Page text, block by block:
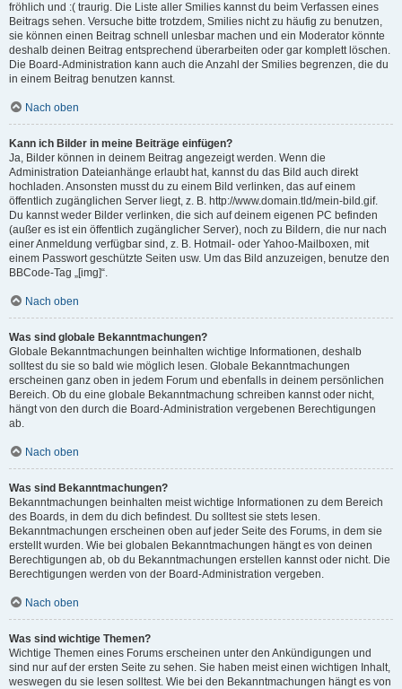
fröhlich und :( traurig. Die Liste aller Smilies kannst du beim Verfassen eines
Beitrags sehen. Versuche bitte trotzdem, Smilies nicht zu häufig zu benutzen,
sie können einen Beitrag schnell unlesbar machen und ein Moderator könnte
deshalb deinen Beitrag entsprechend überarbeiten oder gar komplett löschen.
Die Board-Administration kann auch die Anzahl der Smilies begrenzen, die du
in einem Beitrag benutzen kannst.
Nach oben
Kann ich Bilder in meine Beiträge einfügen?
Ja, Bilder können in deinem Beitrag angezeigt werden. Wenn die
Administration Dateianhänge erlaubt hat, kannst du das Bild auch direkt
hochladen. Ansonsten musst du zu einem Bild verlinken, das auf einem
öffentlich zugänglichen Server liegt, z. B. http://www.domain.tld/mein-bild.gif.
Du kannst weder Bilder verlinken, die sich auf deinem eigenen PC befinden
(außer es ist ein öffentlich zugänglicher Server), noch zu Bildern, die nur nach
einer Anmeldung verfügbar sind, z. B. Hotmail- oder Yahoo-Mailboxen, mit
einem Passwort geschützte Seiten usw. Um das Bild anzuzeigen, benutze den
BBCode-Tag „[img]“.
Nach oben
Was sind globale Bekanntmachungen?
Globale Bekanntmachungen beinhalten wichtige Informationen, deshalb
solltest du sie so bald wie möglich lesen. Globale Bekanntmachungen
erscheinen ganz oben in jedem Forum und ebenfalls in deinem persönlichen
Bereich. Ob du eine globale Bekanntmachung schreiben kannst oder nicht,
hängt von den durch die Board-Administration vergebenen Berechtigungen
ab.
Nach oben
Was sind Bekanntmachungen?
Bekanntmachungen beinhalten meist wichtige Informationen zu dem Bereich
des Boards, in dem du dich befindest. Du solltest sie stets lesen.
Bekanntmachungen erscheinen oben auf jeder Seite des Forums, in dem sie
erstellt wurden. Wie bei globalen Bekanntmachungen hängt es von deinen
Berechtigungen ab, ob du Bekanntmachungen erstellen kannst oder nicht. Die
Berechtigungen werden von der Board-Administration vergeben.
Nach oben
Was sind wichtige Themen?
Wichtige Themen eines Forums erscheinen unter den Ankündigungen und
sind nur auf der ersten Seite zu sehen. Sie haben meist einen wichtigen Inhalt,
weswegen du sie lesen solltest. Wie bei den Bekanntmachungen hängt es von